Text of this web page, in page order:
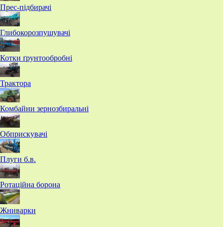
Прес-підбирачі
Глибокорозпушувачі
Котки ґрунтообробні
Трактора
Комбайни зернозбиральні
Обприскувачі
Плуги б.в.
Ротаційна борона
Жниварки